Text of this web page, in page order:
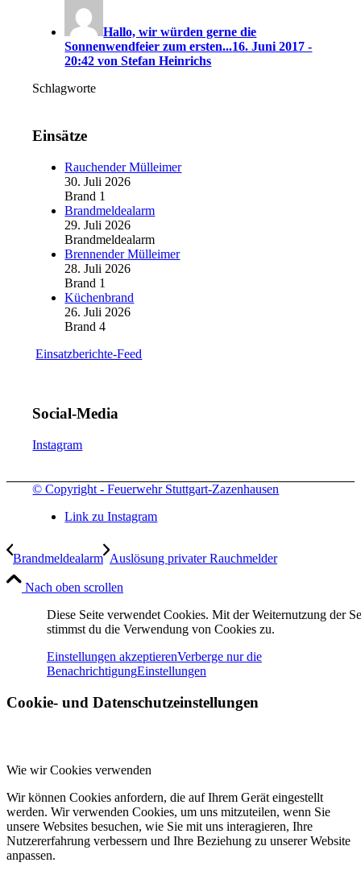
Hallo, wir würden gerne die
Sonnenwendfeier zum ersten...16. Juni 2017 -
20:42 von Stefan Heinrichs
Schlagworte
Einsätze
Rauchender Mülleimer
30. Juli 2026
Brand 1
Brandmeldealarm
29. Juli 2026
Brandmeldealarm
Brennender Mülleimer
28. Juli 2026
Brand 1
Küchenbrand
26. Juli 2026
Brand 4
Einsatzberichte-Feed
Social-Media
Instagram
© Copyright - Feuerwehr Stuttgart-Zazenhausen
Link zu Instagram
Brandmeldealarm Auslösung privater Rauchmelder
Nach oben scrollen
Diese Seite verwendet Cookies. Mit der Weiternutzung der
stimmst du die Verwendung von Cookies zu.
Einstellungen akzeptierenVerberge nur die
BenachrichtigungEinstellungen
Cookie- und Datenschutzeinstellungen
Wie wir Cookies verwenden
Wir können Cookies anfordern, die auf Ihrem Gerät eingestellt
werden. Wir verwenden Cookies, um uns mitzuteilen, wenn Sie
unsere Websites besuchen, wie Sie mit uns interagieren, Ihre
Nutzererfahrung verbessern und Ihre Beziehung zu unserer Website
anpassen.